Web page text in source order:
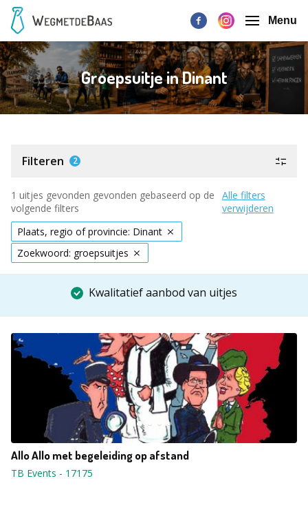
Menu
Groepsuitje in Dinant
Filteren 2
1 uitjes gevonden gevonden gebaseerd op de
volgende filters
Alle filters
verwijderen
Plaats, regio of provincie: Dinant
Zoekwoord: groepsuitjes
Kwalitatief aanbod van uitjes
Allo Allo met begeleiding op afstand
TB Events - 17175